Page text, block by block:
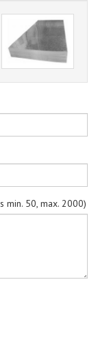
min. 50, max. 2000)